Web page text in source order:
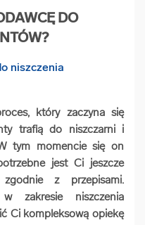
arrow_forward
arrow_forward
arrow_forward
DO
który zaczyna się
trafią do niszczarni i
tym momencie się on
jest Ci jeszcze
z przepisami.
w zakresie niszczenia
Ci kompleksową opiekę